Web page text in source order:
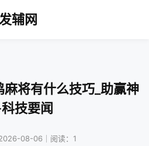
辅网
将有什么技巧_助赢神
技要闻
08-06｜阅读：1